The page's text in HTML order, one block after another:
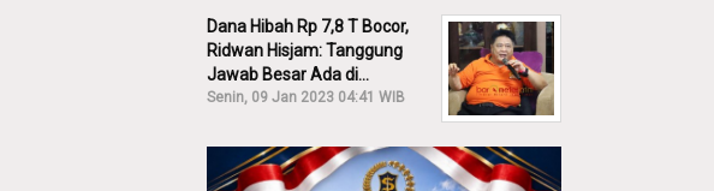
Dana Hibah Rp 7,8 T Bocor,
Ridwan Hisjam: Tanggung
Jawab Besar Ada di
Pemprov, Bukan DPRD Jatim!
Senin, 09 Jan 2023 04:41 WIB